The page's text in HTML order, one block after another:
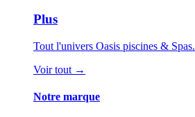
Plus
Tout l'univers Oasis piscines & Spas.
Voir tout →
Notre marque